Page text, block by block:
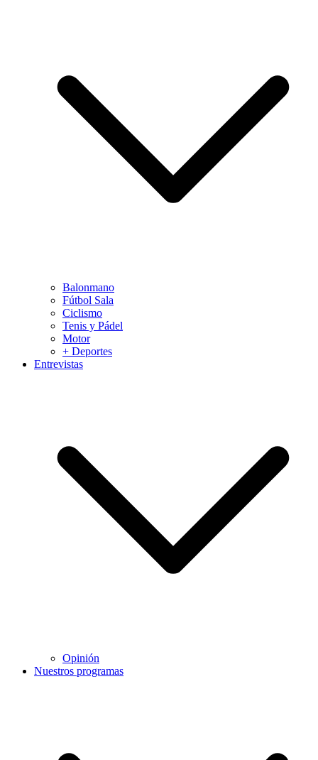
Balonmano
Fútbol Sala
Ciclismo
Tenis y Pádel
Motor
+ Deportes
Entrevistas
Opinión
Nuestros programas